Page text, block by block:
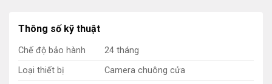
của Mỹ. Đây là một động thái quan trọng giúp Dahua mở
rộng thị trường sang Mỹ và các nước phương Tây.
Năm 2022, Dahua đã trở thành nhà sản xuất camera an
Thông số kỹ thuật
Chế độ bảo hành
24 tháng
Loại thiết bị
Camera chuông cửa